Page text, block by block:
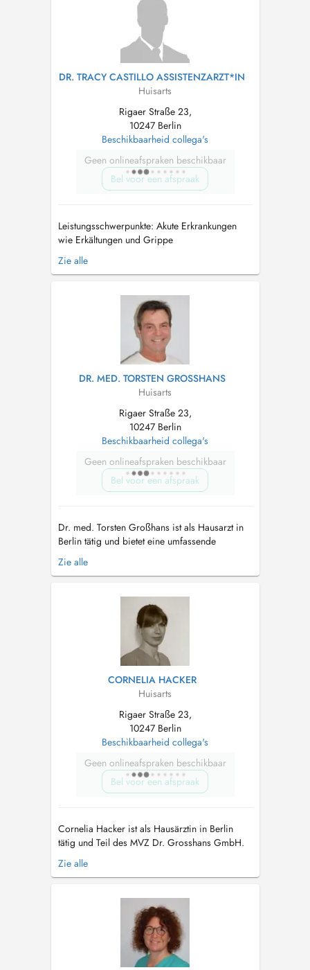
DR. TRACY CASTILLO ASSISTENZARZT*IN
Huisarts
Rigaer Straße 23,
10247 Berlin
Beschikbaarheid collega's
Geen onlineafspraken beschikbaar
Bel voor een afspraak
Leistungsschwerpunkte: Akute Erkrankungen
wie Erkältungen und Grippe
Vorsorgeuntersuchungen und allgemeine
Gesundheitschecks Betreuung von chronischen
Impfungen und Gesundheitsberatung...
Zie alle
DR. MED. TORSTEN GROSSHANS
Huisarts
Rigaer Straße 23,
10247 Berlin
Beschikbaarheid collega's
Geen onlineafspraken beschikbaar
Bel voor een afspraak
Dr. med. Torsten Großhans ist als Hausarzt in
Berlin tätig und bietet eine umfassende
medizinische Betreuung für Patienten aller
Altersgruppen. Die Praxis im MVZ Dr.
Fachbereiche, einschließlich Chiropraktik und
Sportmedizin, um eine ganzheitliche
Zie alle
CORNELIA HACKER
Huisarts
Rigaer Straße 23,
10247 Berlin
Beschikbaarheid collega's
Geen onlineafspraken beschikbaar
Bel voor een afspraak
Cornelia Hacker ist als Hausärztin in Berlin
tätig und Teil des MVZ Dr. Grosshans GmbH.
Sie bietet eine umfassende medizinische
Betreuung für ihre Patienten und legt großen
Gesundheitsversorgung. Ihre Praxis umfasst
allgemeine Gesundheitsvorsorge, die
Behandlung von akute...
Zie alle